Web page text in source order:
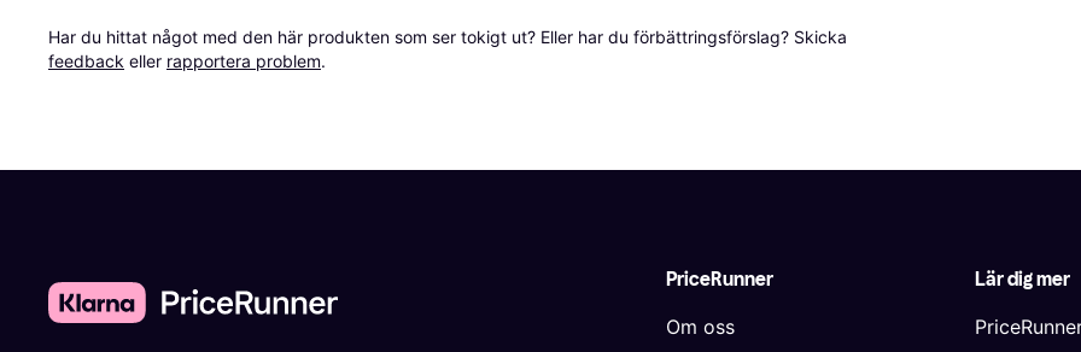
Har du hittat något med den här produkten som ser tokigt ut? Eller har du förbättringsförslag? Skicka
feedback eller rapportera problem.
PriceRunner
Om oss
Lär dig mer